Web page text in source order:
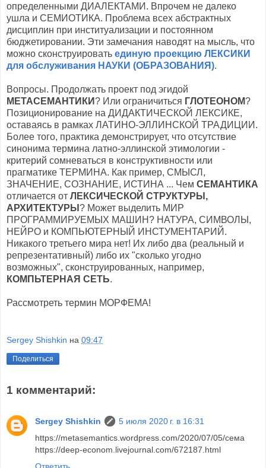
определенными ДИАЛЕКТАМИ. Впрочем не далеко
ушла и СЕМИОТИКА. Проблема всех абстрактных
дисциплин при институализации и постоянном
бюджетировании. Эти замечания наводят на мысль, что
можно сконструировать единую проекцию ЛЕКСИКИ
для обслуживания НАУКИ (ОБРАЗОВАНИЯ).
Вопросы. Продолжать проект под эгидой
МЕТАСЕМАНТИКИ? Или ограничиться ГЛОТЕОНОМ?
Позиционирование на ДИДАКТИЧЕСКОЙ ЛЕКСИКЕ,
оставаясь в рамках ЛАТИНО-ЭЛЛИНСКОЙ ТРАДИЦИИ.
Более того, практика демонстрирует, что отсутствие
синонима термина латно-эллинской этимологии -
критерий сомневаться в конструктивности или
прагматике ТЕРМИНА. Как пример, СМЫСЛ,
ЗНАЧЕНИЕ, СОЗНАНИЕ, ИСТИНА ... Чем СЕМАНТИКА
отличается от ЛЕКСИЧЕСКОЙ СТРУКТУРЫ,
АРХИТЕКТУРЫ ? Может выделить МИР
ПРОГРАММИРУЕМЫХ МАШИН? НАТУРА, СИМВОЛЫ,
НЕЙРО и КОМПЬЮТЕРНЫЙ ИНСТУМЕНТАРИЙ.
Никакого третьего мира нет! Их либо два (реальный и
репрезентативный) либо их "сколько угодно
возможных", сконструированных, например,
КОМПЬТЕРНАЯ СЕТЬ.
Рассмотреть термин МОРФЕМА!
Sergey Shishkin на 09:47
Поделиться
1 комментарий:
Sergey Shishkin
5 июля 2020 г. в 16:31
https://metasemantics.wordpress.com/2020/07/05/сема
https://deep-econom.livejournal.com/672187.html
Ответить